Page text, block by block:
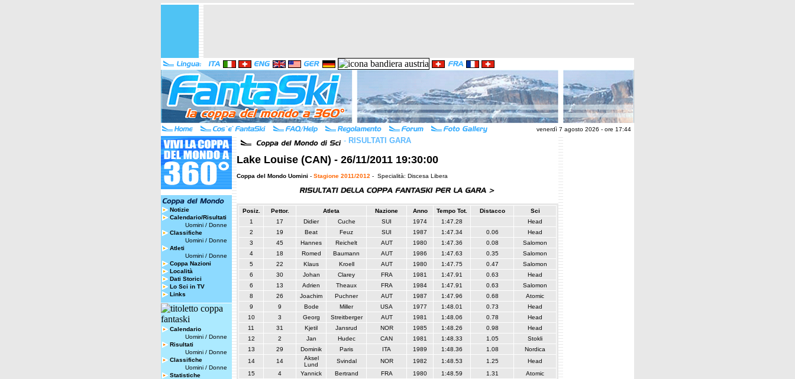
venerdì 7 agosto 2026 - ore 17:44
Notizie
Calendario/Risultati
Uomini / Donne
Classifiche
Uomini / Donne
Atleti
Uomini / Donne
Coppa Nazioni
Località
Dati Storici
Lo Sci in TV
Links
Calendario
Uomini / Donne
Risultati
Uomini / Donne
Classifiche
Uomini / Donne
Statistiche
- RISULTATI GARA
Lake Louise (CAN) - 26/11/2011 19:30:00
Coppa del Mondo Uomini - Stagione 2011/2012 - Specialità: Discesa Libera
Posiz. Pettor. Atleta Nazione Anno Tempo Tot. Distacco
Sci
1
17 Didier Cuche SUI 1974 1:47.28
Head
2
19 Beat Feuz SUI 1987 1:47.34 0.06
Head
3
45 Hannes Reichelt AUT 1980 1:47.36 0.08
Salomon
4
18 Romed Baumann AUT 1986 1:47.63 0.35
Salomon
5
22 Klaus Kroell AUT 1980 1:47.75 0.47
Salomon
6
30 Johan Clarey FRA 1981 1:47.91 0.63
Head
6
13 Adrien Theaux FRA 1984 1:47.91 0.63
Salomon
8
26 Joachim Puchner AUT 1987 1:47.96 0.68
Atomic
9
9 Bode Miller USA 1977 1:48.01 0.73
Head
10
3 Georg Streitberger AUT 1981 1:48.06 0.78
Head
11
31 Kjetil Jansrud NOR 1985 1:48.26 0.98
Head
12
2 Jan Hudec CAN 1981 1:48.33 1.05
Stokli
13
29 Dominik Paris ITA 1989 1:48.36 1.08
Nordica
14
14
Aksel
Lund
Svindal NOR 1982 1:48.53 1.25
Head
15
4 Yannick Bertrand FRA 1980 1:48.59 1.31
Atomic